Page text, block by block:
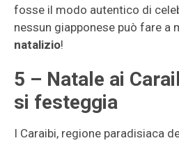
fosse il modo autentico di
nessun giapponese può fare a
natalizio!
5 – Natale ai
si festeggia
I Caraibi, regione paradisiaca